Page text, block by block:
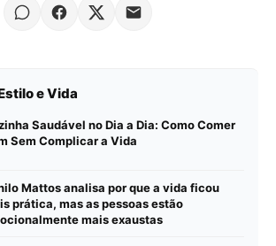
e Vida
Saudável no Dia a Dia: Como Comer
Sem Complicar a Vida
Mattos analisa por que a vida ficou
prática, mas as pessoas estão
mais exaustas